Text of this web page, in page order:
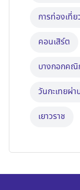
การท่องเที่
คอนเสิร์ต
บางกอกคณิ
วันกะเทยผ่
เยาวราช